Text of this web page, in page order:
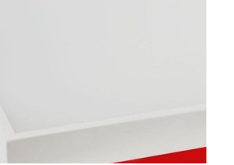
ЭЛЕКТРОЗВОНКИ И АКСЕССУАРЫ
ЭЛЕКТРОУСТАНОВОЧНЫЕ